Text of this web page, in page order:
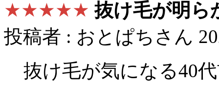
★★★★★抜け毛が明ら
投稿者 : おとぱちさん
抜け毛が気になる40